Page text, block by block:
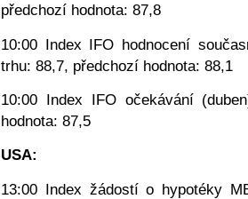
předchozí hodnota: 87,8
10:00 Index IFO hodnocení
trhu: 88,7, předchozí hodnota: 88,1
10:00 Index IFO očekávání
hodnota: 87,5
USA:
13:00 Index žádostí o hypotéky